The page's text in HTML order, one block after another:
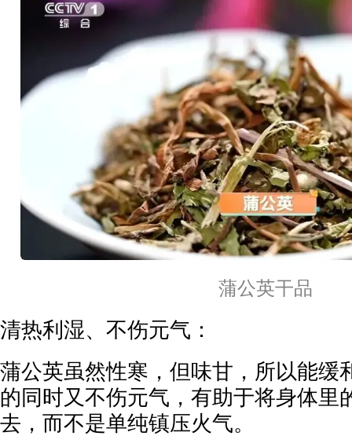
蒲公英干品
清热利湿、不伤元气：
蒲公英虽然性寒，但味甘，所以能缓
的同时又不伤元气，有助于将身体里
去，而不是单纯镇压火气。